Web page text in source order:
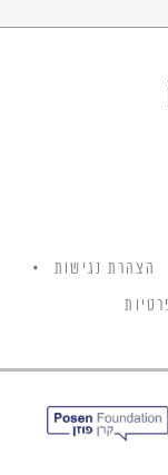
הצהרת נגישות